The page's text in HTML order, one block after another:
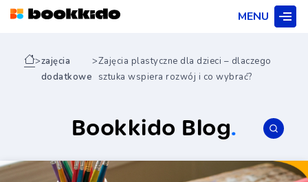
MENU
>zajęcia
dodatkowe
>Zajęcia plastyczne dla dzieci – dlaczego
sztuka wspiera rozwój i co wybrać?
Bookkido Blog.